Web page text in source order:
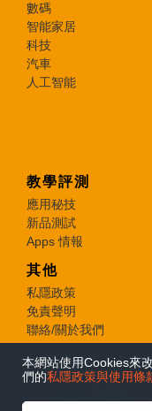
本網站使用Cookies來
們的私隱政策與使用條
數碼
智能家居
科技
汽車
人工智能
教學評測
應用秘技
新品測試
Apps 情報
其他
私隱政策
免責聲明
聯絡/關於我們
© 2026 e-zone. All